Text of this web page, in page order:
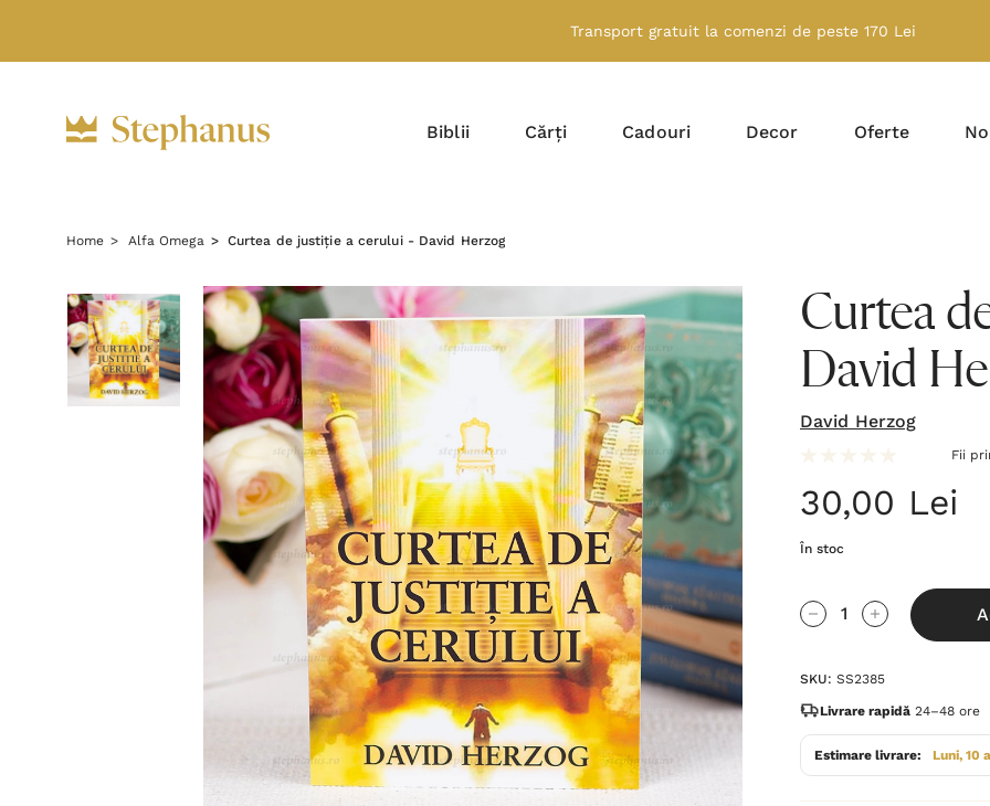
Transport gratuit la comenzi de peste 170 Lei
Biblii Cărți Cadouri Decor Oferte
Home Alfa Omega Curtea de justiție a cerului - David Herzog
Curtea
David
David Herzog
Fii
30,00 Lei
În stoc
Grăbește-
te!
curent
este:
Cantitate scăzută:
Cantitate
SKU: SS2385
Livrare rapidă 24–48 ore
Estimare livrare: Luni, 10